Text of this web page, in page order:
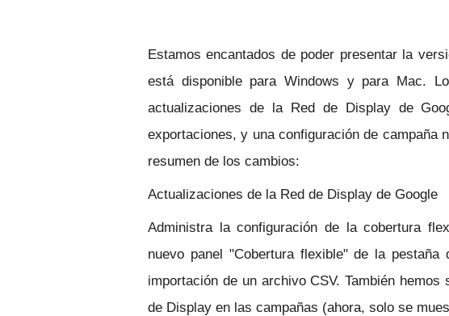
Estamos encantados de poder presentar la
está disponible para Windows y para Mac.
actualizaciones de la Red de Display de
exportaciones, y una configuración de campaña
resumen de los cambios:
Actualizaciones de la Red de Display de Google
Administra la configuración de la cobertura
nuevo panel "Cobertura flexible" de la
importación de un archivo CSV. También
de Display en las campañas (ahora, solo se